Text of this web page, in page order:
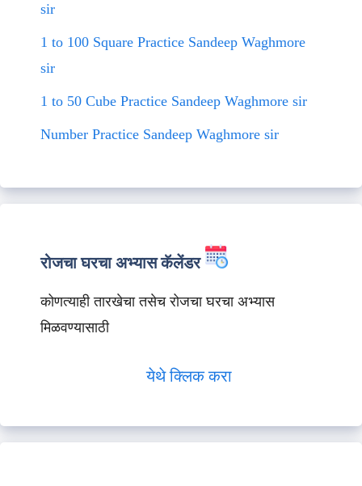
sir
1 to 100 Square Practice Sandeep Waghmore
sir
1 to 50 Cube Practice Sandeep Waghmore sir
Number Practice Sandeep Waghmore sir
रोजचा घरचा अभ्यास कॅलेंडर
कोणत्याही तारखेचा तसेच रोजचा घरचा अभ्यास
मिळवण्यासाठी
येथे क्लिक करा